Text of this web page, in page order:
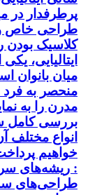
پرطرفدار در
طراحی خاص و
کلاسیک بودن
ایتالیایی،
میان
منحصر به فرد
مدرن را به
بررسی کامل
انواع مختلف
خواهیم
: ریشه‌های
طراحی‌های